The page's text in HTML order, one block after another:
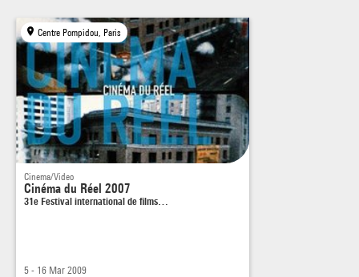
Centre Pompidou, Paris
Cinema/Video
Cinéma du Réel 2007
31e Festival international de films…
5 - 16 Mar 2009